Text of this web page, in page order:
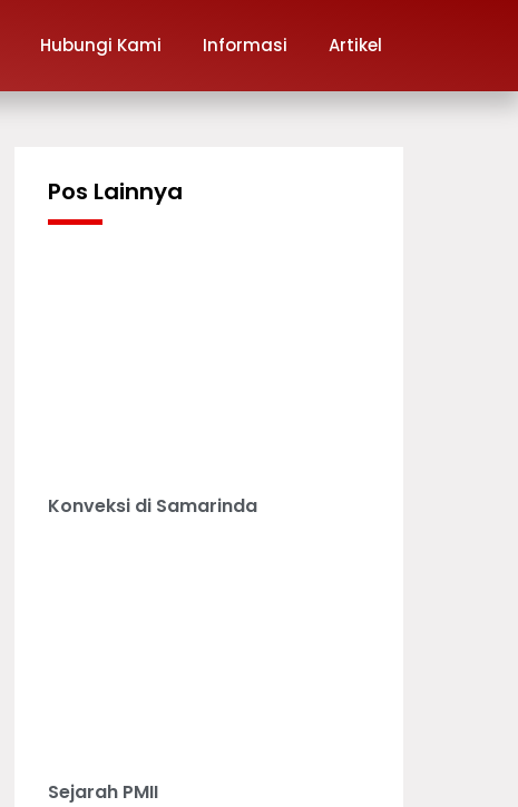
Hubungi Kami Informasi Artikel
Pos Lainnya
Konveksi di Samarinda
Sejarah PMII